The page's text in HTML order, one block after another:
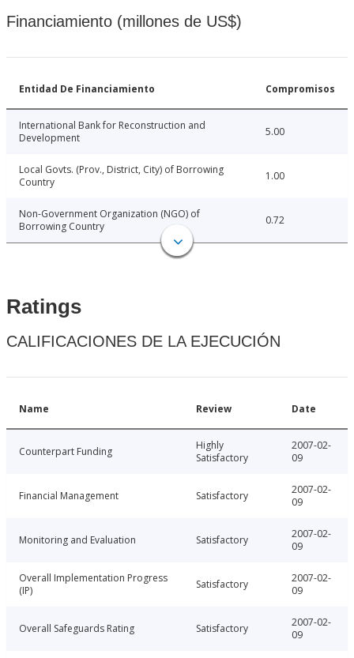
Financiamiento (millones de US$)
Entidad De Financiamiento Compromisos
International Bank for Reconstruction and
Development
5.00
Local Govts. (Prov., District, City) of Borrowing
Country
1.00
Non-Government Organization (NGO) of
Borrowing Country
0.72
Ratings
CALIFICACIONES DE LA EJECUCIÓN
Name Review Date
Counterpart Funding
Highly
Satisfactory
2007-02-
09
Financial Management Satisfactory
2007-02-
09
Monitoring and Evaluation Satisfactory
2007-02-
09
Overall Implementation Progress
(IP)
Satisfactory
2007-02-
09
Overall Safeguards Rating Satisfactory
2007-02-
09